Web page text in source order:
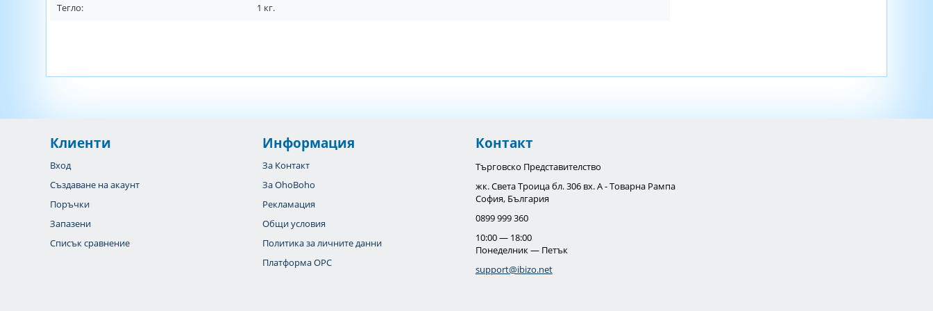
Тегло: 1 кг.
Клиенти
Вход
Създаване на акаунт
Поръчки
Запазени
Списък сравнение
Информация
За Контакт
За OhoBoho
Рекламация
Общи условия
Политика за личните данни
Платформа OPC
Контакт
Търговско Представителство
жк. Света Троица бл. 306 вх. А - Товарна Рампа
София, България
0899 999 360
10:00 — 18:00
Понеделник — Петък
support@ibizo.net